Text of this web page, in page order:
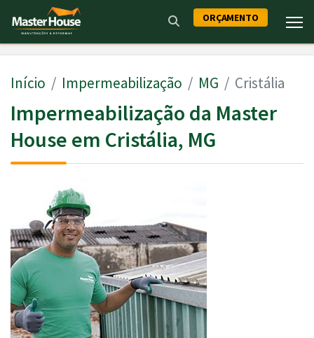
ORÇAMENTO
Início Impermeabilização MG Cristália
Impermeabilização da Master
House em Cristália, MG